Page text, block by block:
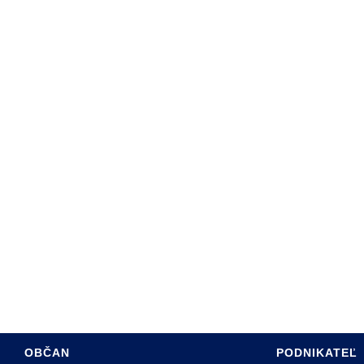
INTERREG PL-SK
OBČAN PODNIKATEĽ